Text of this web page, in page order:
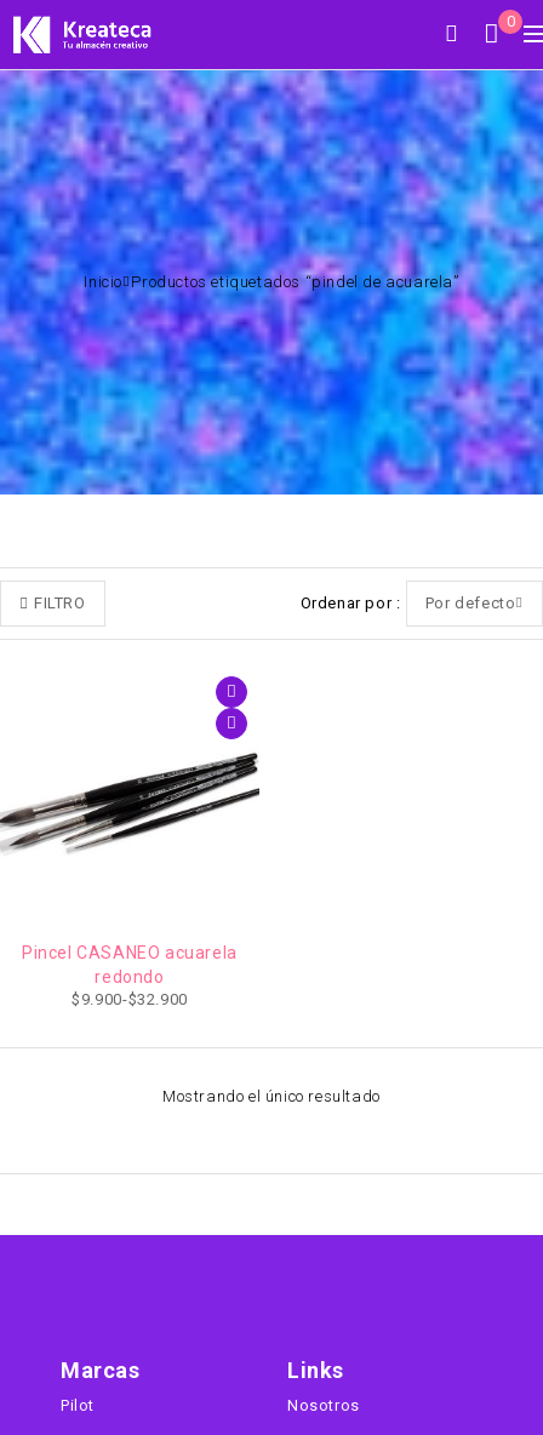
0
Inicio Productos etiquetados “pindel de acuarela”
FILTRO Ordenar por Por defecto
Pincel CASANEO acuarela
redondo
$ 9.900-$32.900
Mostrando el único resultado
Marcas
Pilot
Links
Nosotros